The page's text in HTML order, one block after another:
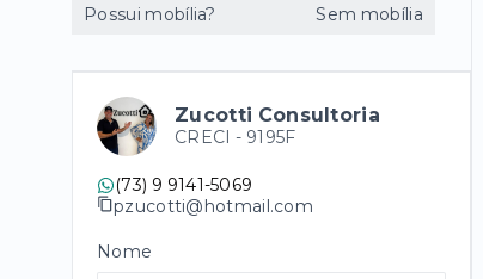
Possui mobília?
Sem mobília
Zucotti Consultoria
CRECI - 9195F
(73) 9 9141-5069
pzucotti@hotmail.com
Nome